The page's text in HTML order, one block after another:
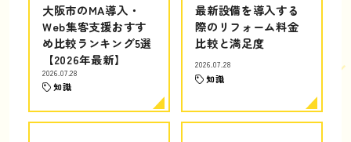
大阪市のMA導入・
Web集客支援おすす
め比較ランキング5選
【2026年最新】
2026.07.28
知識
最新設備を導入する
際のリフォーム料金
比較と満足度
2026.07.28
知識